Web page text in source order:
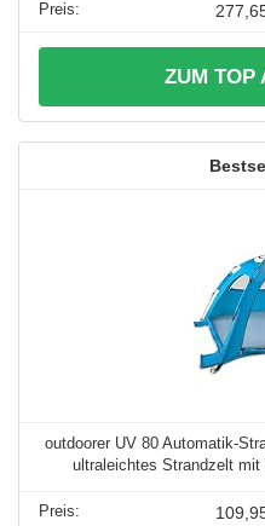
ZUM TOP
outdoorer UV 80 Automatik-
ultraleichtes Strandzelt mit